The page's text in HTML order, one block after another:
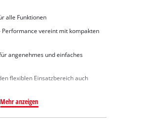
alle Funktionen
Performance vereint mit kompakten
angenehmes und einfaches
flexiblen Einsatzbereich auch
Mehr anzeigen